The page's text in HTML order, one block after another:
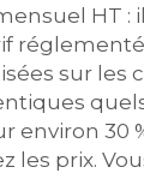
HT :
sur
environ 30
les prix.